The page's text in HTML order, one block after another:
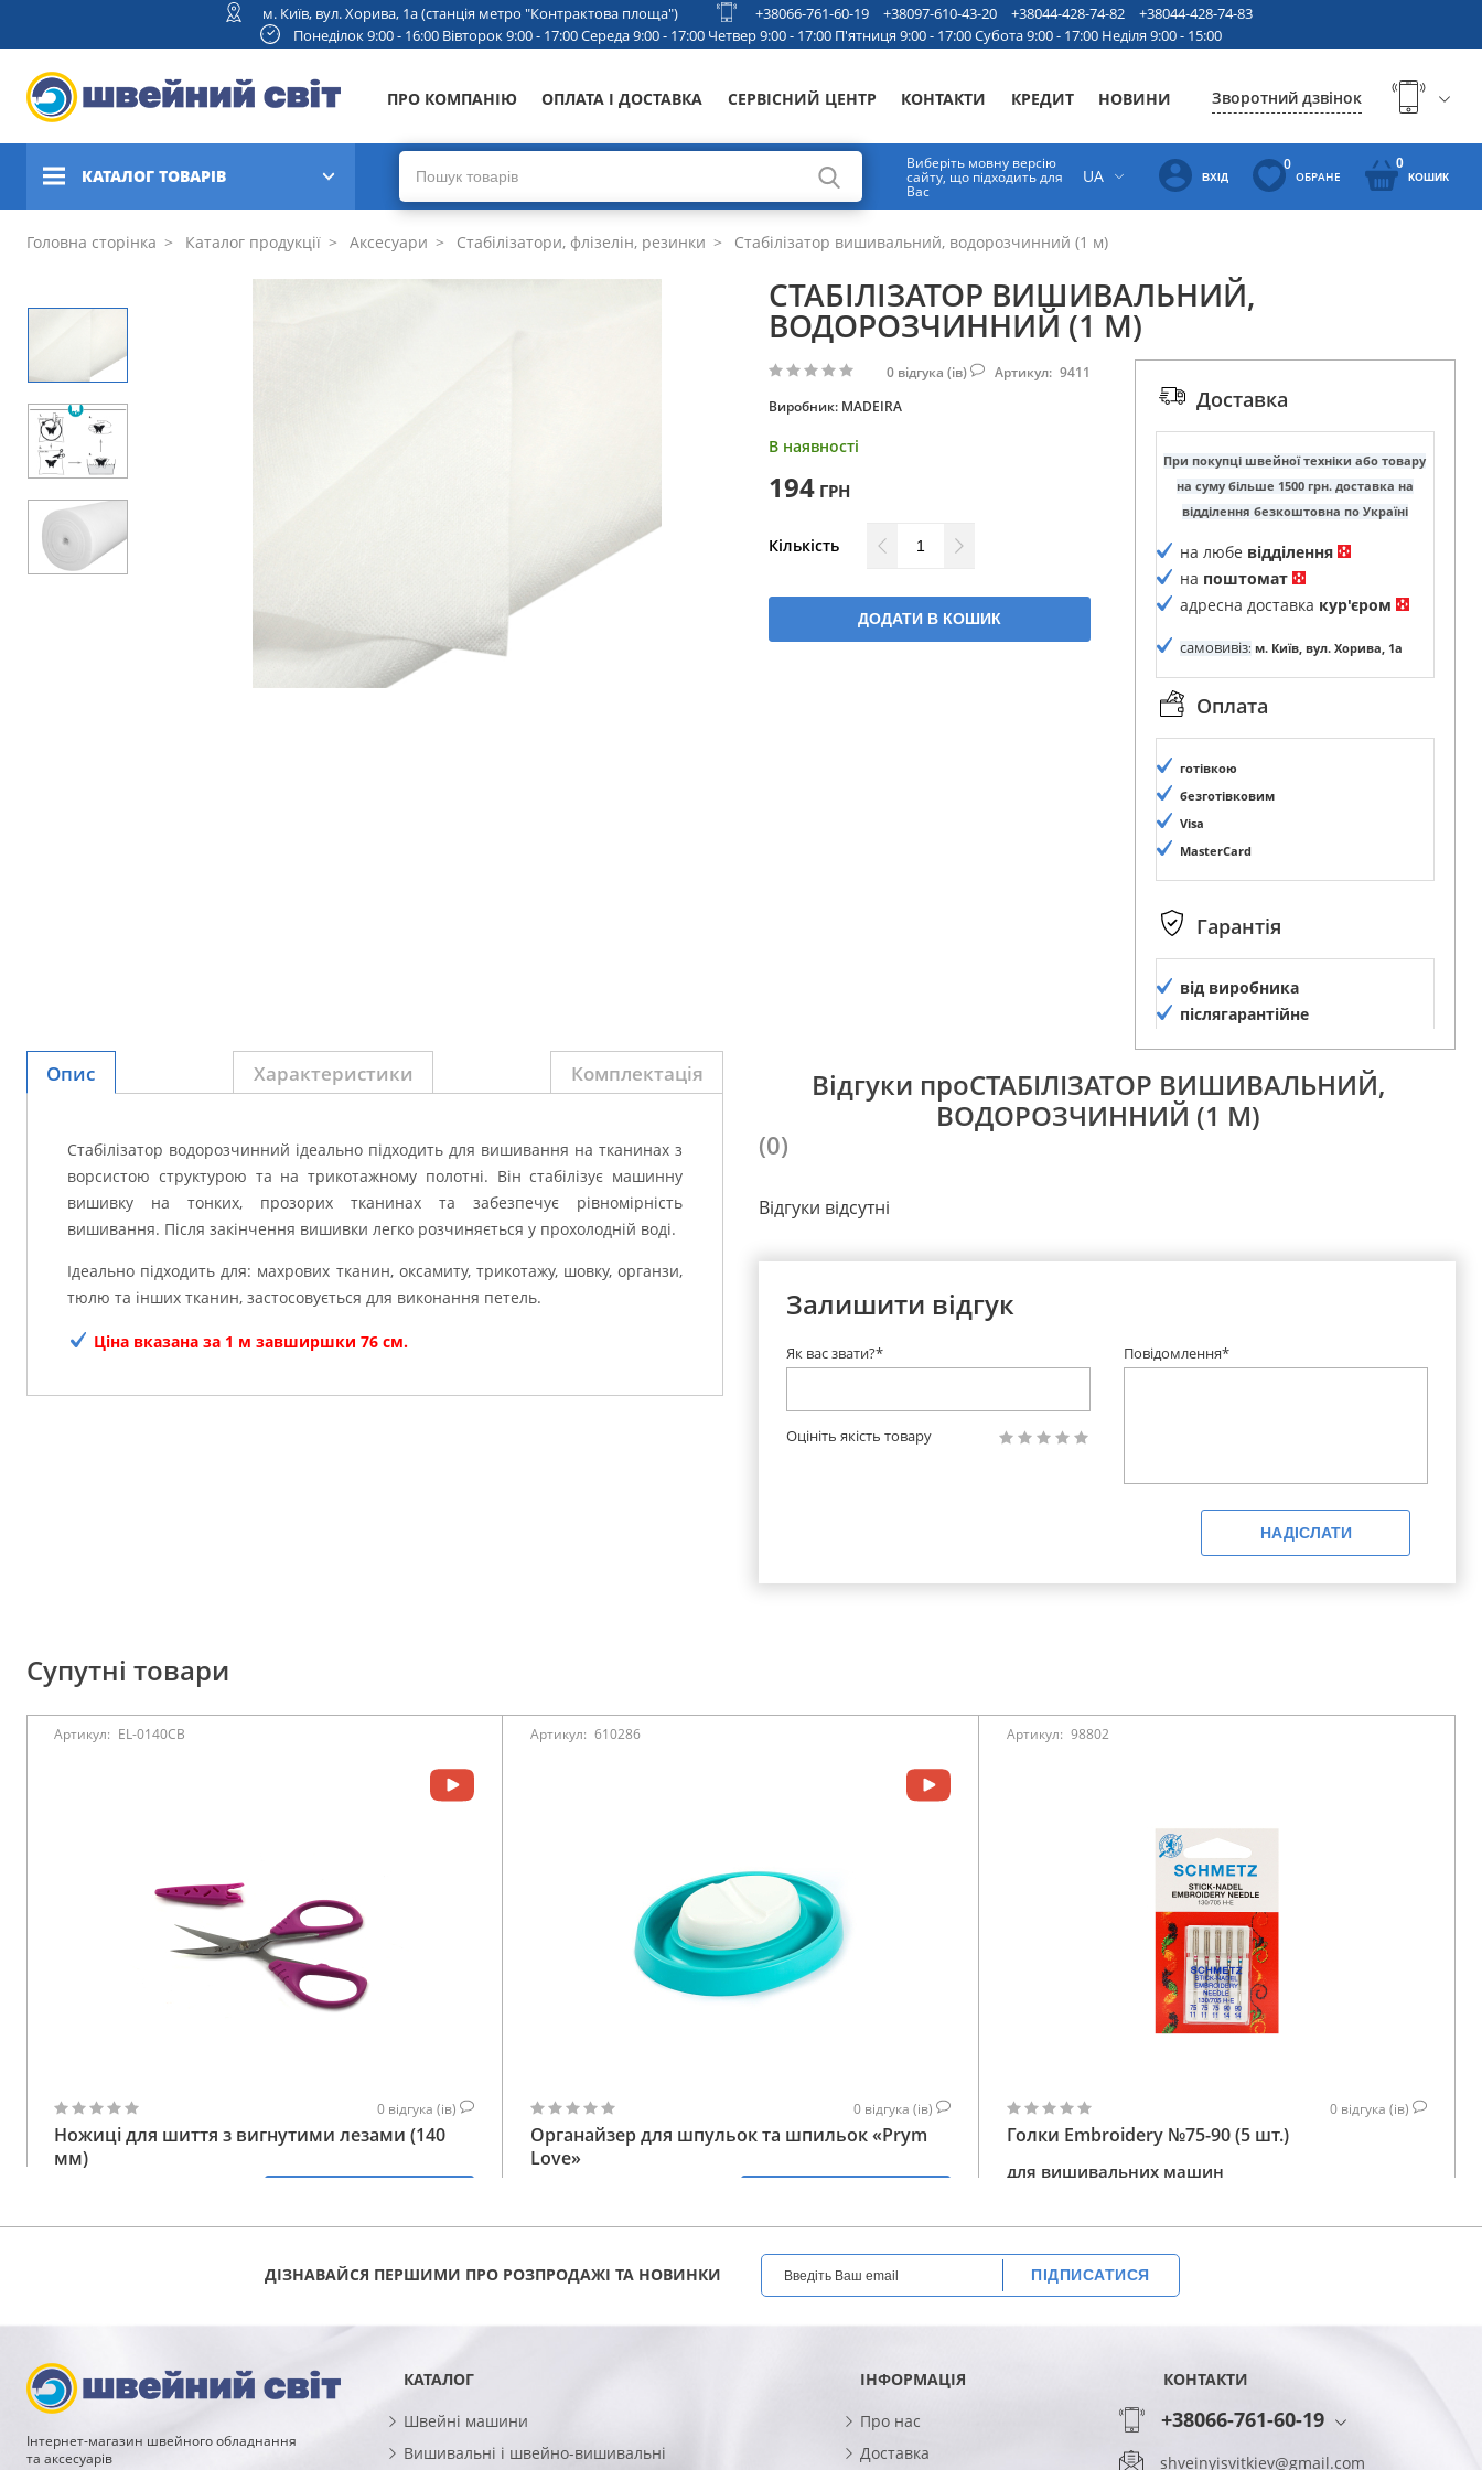
м. Київ, вул. Хорива, 1а (станція метро "Контрактова площа") +38066-761-60-19 +38097-610-43-20 +38044-428-74-82
+38044-428-74-83
Понеділок 9:00 - 16:00 Вівторок 9:00 - 17:00 Середа 9:00 - 17:00 Четвер 9:00 - 17:00 П'ятниця 9:00 - 17:00 Субота 9:00 - 17:00 Неділя 9:00 - 15:00
ПРО КОМПАНІЮ ОПЛАТА І ДОСТАВКА СЕРВІСНИЙ ЦЕНТР КОНТАКТИ КРЕДИТ НОВИНИ Зворотний дзвінок
КАТАЛОГ ТОВАРІВ
Швейні машини
Коверлоки, оверлоки,
плоскошовні машини
В'язальні машини
Аксесуари
Бренди
Виберіть мовну версію
сайту, що підходить для
Вас
UA ВХІД
0
ОБРАНЕ
0
КОШИК
Головна сторінка Каталог продукції Аксесуари Стабілізатори, флізелін, резинки Стабілізатор вишивальний, водорозчинний (1 м)
СТАБІЛІЗАТОР ВИШИВАЛЬНИЙ,
ВОДОРОЗЧИННИЙ (1 М)
0 відгука (ів) Артикул: 9411
Виробник: MADEIRA
В наявності
194 ГРН
Кількість
ДОДАТИ В КОШИК
Доставка
При покупці швейної техніки або товару
на суму більше 1500 грн. доставка на
відділення безкоштовна по Україні
на любе відділення
на поштомат
адресна доставка кур'єром
самовивіз: м. Київ, вул. Хорива, 1а
Оплата
готівкою
безготівковим
Visa
MasterCard
Гарантія
від виробника
післягарантійне
Опис Характеристики Комплектація
Стабілізатор водорозчинний ідеально підходить для вишивання на тканинах з
ворсистою структурою та на трикотажному полотні. Він стабілізує машинну
вишивку на тонких, прозорих тканинах та забезпечує рівномірність
вишивання. Після закінчення вишивки легко розчиняється у прохолодній воді.
Ідеально підходить для: махрових тканин, оксамиту, трикотажу, шовку, органзи,
тюлю та інших тканин, застосовується для виконання петель.
Ціна вказана за 1 м завширшки 76 см.
Відгуки проСТАБІЛІЗАТОР ВИШИВАЛЬНИЙ,
ВОДОРОЗЧИННИЙ (1 М)
(0)
Відгуки відсутні
Залишити відгук
Повідомлення*
Як вас звати?*
Оцініть якість товару
НАДІСЛАТИ
Супутні товари
Артикул: EL-0140CB
0 відгука (ів)
Ножиці для шиття з вигнутими лезами (140
мм)
Артикул: 610286
0 відгука (ів)
Органайзер для шпульок та шпильок «Prym
Love»
Артикул: 98802
0 відгука (ів)
Голки Embroidery №75-90 (5 шт.)
для вишивальних машин
ДІЗНАВАЙСЯ ПЕРШИМИ ПРО РОЗПРОДАЖІ ТА НОВИНКИ ПІДПИСАТИСЯ
Інтернет-магазин швейного обладнання
та аксесуарів
КАТАЛОГ
Швейні машини
Вишивальні і швейно-вишивальні
ІНФОРМАЦІЯ
Про нас
Доставка
КОНТАКТИ
+38066-761-60-19
shveinyisvitkiev@gmail.com